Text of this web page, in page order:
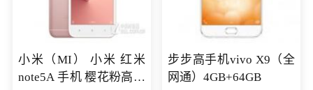
小米（MI） 小米 红米
note5A 手机 樱花粉高配
步步高手机vivo X9（全
网通）4GB+64GB